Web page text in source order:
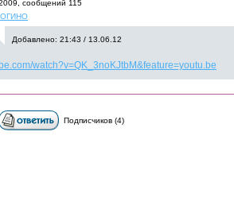
cообщений 115
Добавлено: 21:43 / 13.06.12
watch?v=QK_3noKJtbM&feature=youtu.be
Подписчиков (4)